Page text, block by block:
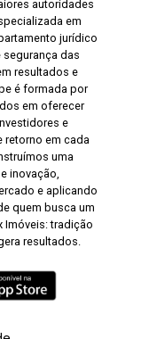
autoridades
em
jurídico
das
resultados e
é formada por
em oferecer
e
retorno em cada
uma
inovação,
e aplicando
quem busca um
Imóveis: tradição
resultados.